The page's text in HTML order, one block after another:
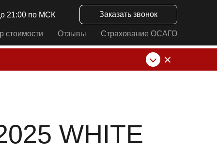
21:00 по МСК Заказать звонок
стоимости Отзывы Страхование ОСАГО
WHITE